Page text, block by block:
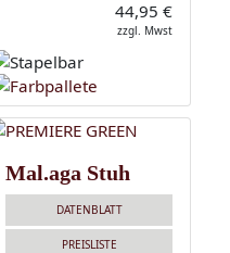
44,95 €
zzgl. Mwst
Mal.aga Stuh
DATENBLATT
PREISLISTE